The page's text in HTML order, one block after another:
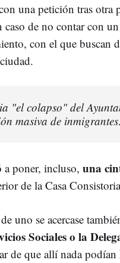
una petición tras otra
de no contar con
con el que buscan
"el colapso" del
masiva de
poner, incluso, una
de la Casa
uno se acercase
Sociales o la
de que allí nada